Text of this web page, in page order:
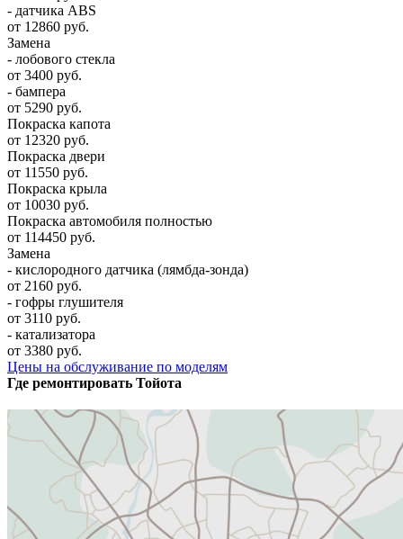
- датчика ABS
от 12860 руб.
Замена
- лобового стекла
от 3400 руб.
- бампера
от 5290 руб.
Покраска капота
от 12320 руб.
Покраска двери
от 11550 руб.
Покраска крыла
от 10030 руб.
Покраска автомобиля полностью
от 114450 руб.
Замена
- кислородного датчика (лямбда-зонда)
от 2160 руб.
- гофры глушителя
от 3110 руб.
- катализатора
от 3380 руб.
Цены на обслуживание по моделям
Где ремонтировать Тойота